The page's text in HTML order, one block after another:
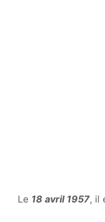
Le 18 avril 1957, il